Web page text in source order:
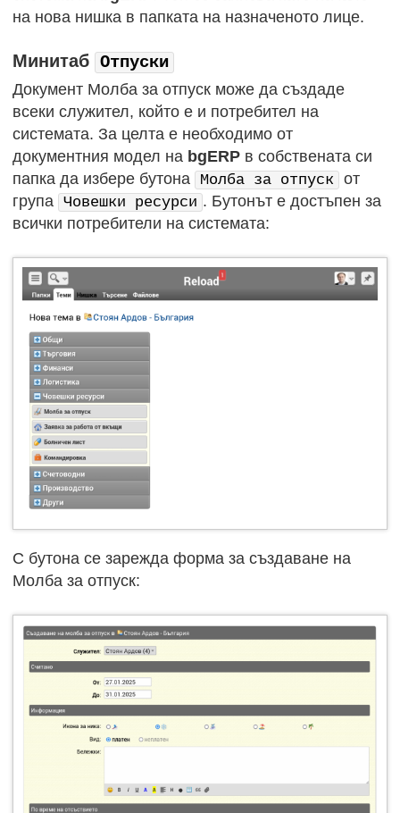
на нова нишка в папката на назначеното лице.
Минитаб Отпуски
Документ Молба за отпуск може да създаде
всеки служител, който е и потребител на
системата. За целта е необходимо от
документния модел на bgERPв собствената си
папка да избере бутона
Молба за отпуск
от
група
Човешки ресурси . Бутонът е достъпен за
всички потребители на системата:
С бутона се зарежда форма за създаване на
Молба за отпуск: